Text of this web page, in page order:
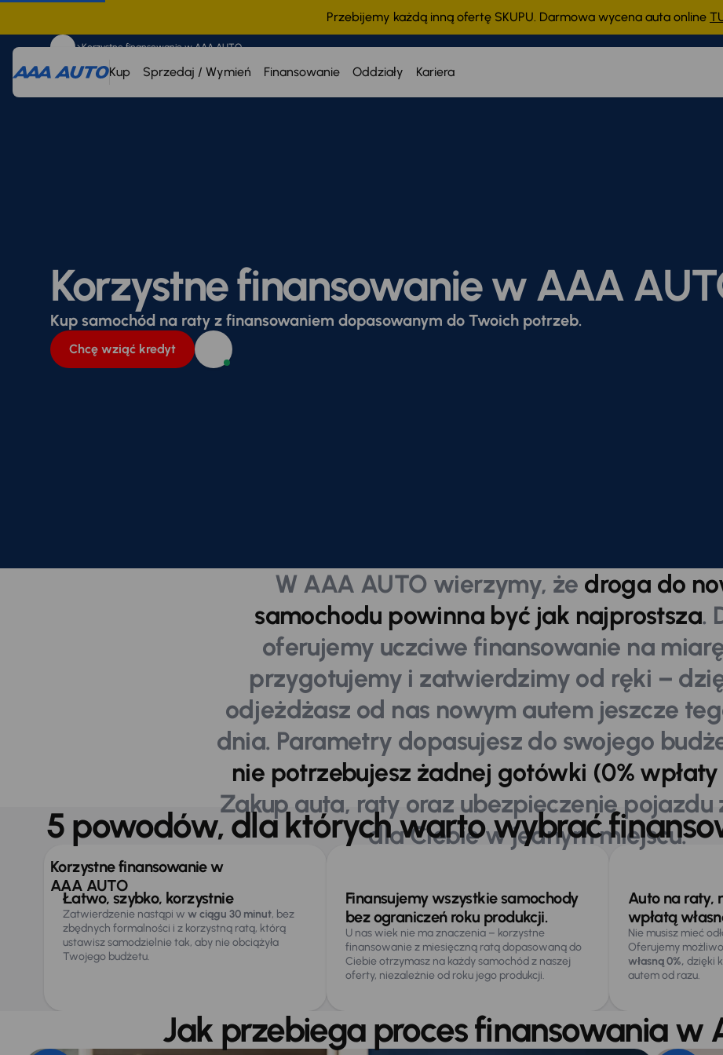
Przebijemy każdą inną ofertę SKUPU. Darmowa wycena auta online
Kup Sprzedaj / Wymień Finansowanie Oddziały Kariera
Korzystne finansowanie w AAA AUTO
Korzystne finansowanie w AAA
Kup samochód na raty z finansowaniem dopasowanym do Twoich potrzeb.
Chcę wziąć kredyt
W AAA AUTO wierzymy, że droga do
samochodu powinna być jak najprostsza.
oferujemy uczciwe finansowanie na
przygotujemy i zatwierdzimy od ręki –
odjeżdżasz od nas nowym autem jeszcze
dnia. Parametry dopasujesz do swojego
nie potrzebujesz żadnej gotówki (0% wpłaty
Zakup auta, raty oraz ubezpieczenie pojazdu
dla Ciebie w jednym miejscu.
Korzystne finansowanie w
AAA AUTO
5 powodów, dla których warto wybrać
Łatwo, szybko, korzystnie
Zatwierdzenie nastąpi w w ciągu 30 minut, bez
zbędnych formalności i z korzystną ratą, którą
ustawisz samodzielnie tak, aby nie obciążyła
Twojego budżetu.
Finansujemy wszystkie samochody
bez ograniczeń roku produkcji.
U nas wiek nie ma znaczenia – korzystne
finansowanie z miesięczną ratą dopasowaną do
Ciebie otrzymasz na każdy samochód z naszej
oferty, niezależnie od roku jego produkcji.
Auto na raty,
wpłatą
Nie musisz mieć
Oferujemy
własną 0%, dzięki
autem od razu.
Jak przebiega proces finansowania w